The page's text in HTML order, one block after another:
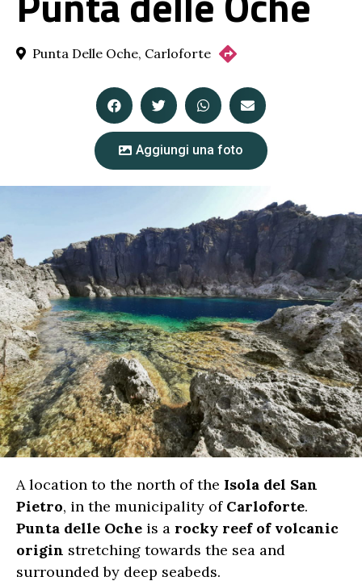
Punta Delle Oche, Carloforte
Aggiungi una foto
A location to the north of the Isola del San
Pietro, in the municipality of Carloforte.
Punta delle Oche is a rocky reef of volcanic
origin stretching towards the sea and
surrounded by deep seabeds.